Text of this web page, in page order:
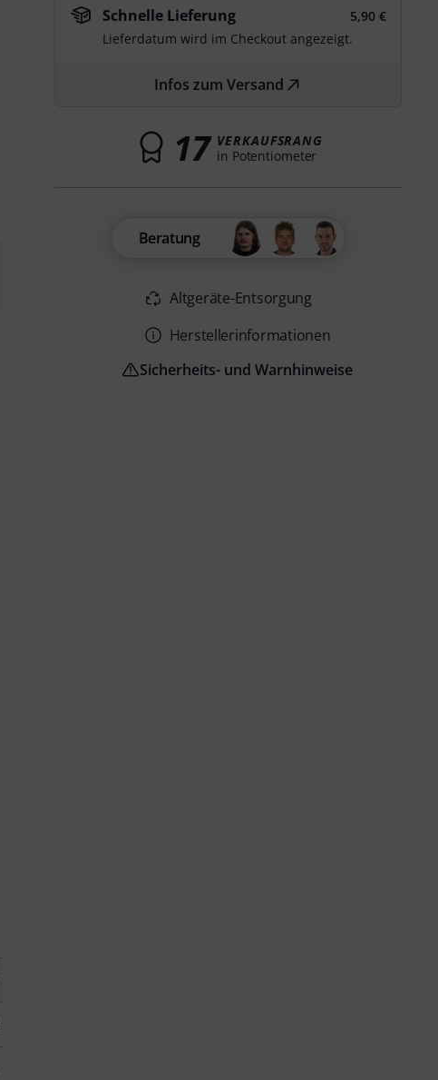
Schnelle Lieferung
5,90 €
Lieferdatum wird im Checkout angezeigt.
Infos zum Versand
17 VERKAUFSRANG
in Potentiometer
Beratung
Altgeräte-Entsorgung
Herstellerinformationen
Sicherheits- und Warnhinweise